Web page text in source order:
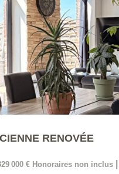
RENOVÉE
000 € Honoraires non inclus